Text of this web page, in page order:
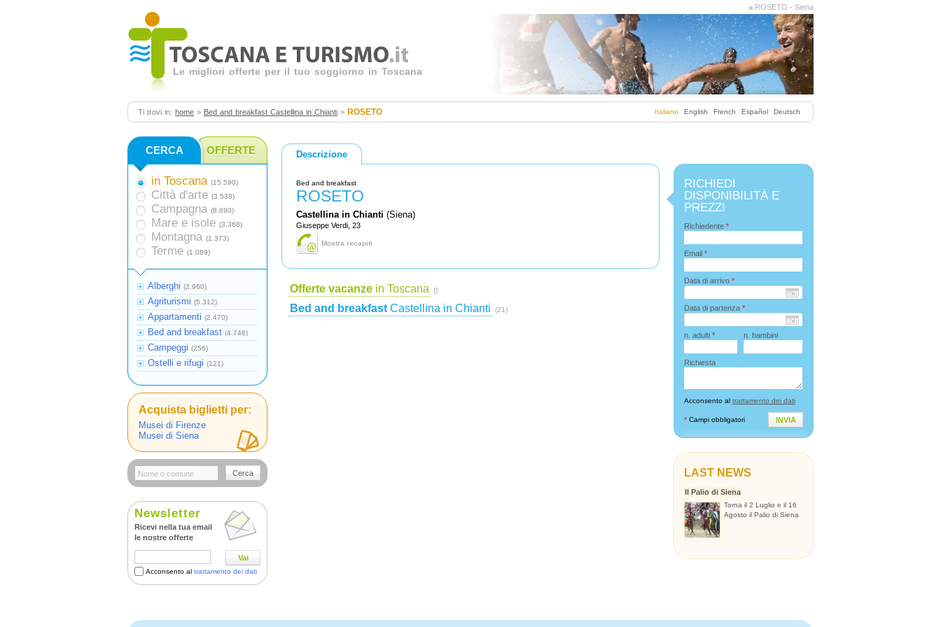
ROSETO - Siena
Le migliori offerte per il tuo soggiorno in Toscana
Italiano English French Español Deutsch
Ti trovi in: home > Bed and breakfast Castellina in Chianti > ROSETO
Descrizione
Bed and breakfast
ROSETO
Castellina in Chianti (Siena)
Giuseppe Verdi, 23
Mostra recapiti
Offerte vacanze in Toscana ()
Bed and breakfast Castellina in Chianti (21)
CERCA OFFERTE
in Toscana (15.590)
Città d'arte (3.538)
Campagna (8.690)
Mare e isole (3.368)
Montagna (1.373)
Terme (1.089)
Alberghi (2.960)
Agriturismi (5.312)
Appartamenti (2.470)
Bed and breakfast (4.746)
Campeggi (256)
Ostelli e rifugi (121)
Acquista biglietti per:
Musei di Firenze
Musei di Siena
Cerca
Newsletter
Ricevi nella tua email
le nostre offerte
Vai
Acconsento al trattamento dei dati
RICHIEDI
DISPONIBILITÀ E
PREZZI
Richiedente *
Email *
Data di arrivo *
Data di partenza *
n. adulti * n. bambini
Richiesta
Acconsento al trattamento dei dati
INVIA
* Campi obbligatori
LAST NEWS
Il Palio di Siena
Torna il 2 Luglio e il 16
Agosto il Palio di Siena